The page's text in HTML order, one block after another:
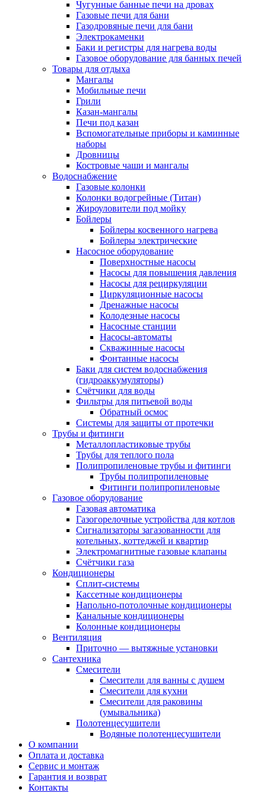
Чугунные банные печи на дровах
Газовые печи для бани
Газодровяные печи для бани
Электрокаменки
Баки и регистры для нагрева воды
Газовое оборудование для банных печей
Товары для отдыха
Мангалы
Мобильные печи
Грили
Казан-мангалы
Печи под казан
Вспомогательные приборы и каминные
наборы
Дровницы
Костровые чаши и мангалы
Водоснабжение
Газовые колонки
Колонки водогрейные (Титан)
Жироуловители под мойку
Бойлеры
Бойлеры косвенного нагрева
Бойлеры электрические
Насосное оборудование
Поверхностные насосы
Насосы для повышения давления
Насосы для рециркуляции
Циркуляционные насосы
Дренажные насосы
Колодезные насосы
Насосные станции
Насосы-автоматы
Скважинные насосы
Фонтанные насосы
Баки для систем водоснабжения
(гидроаккумуляторы)
Счётчики для воды
Фильтры для питьевой воды
Обратный осмос
Системы для защиты от протечки
Трубы и фитинги
Металлопластиковые трубы
Трубы для теплого пола
Полипропиленовые трубы и фитинги
Трубы полипропиленовые
Фитинги полипропиленовые
Газовое оборудование
Газовая автоматика
Газогорелочные устройства для котлов
Сигнализаторы загазованности для
котельных, коттеджей и квартир
Электромагнитные газовые клапаны
Счётчики газа
Кондиционеры
Сплит-системы
Кассетные кондиционеры
Напольно-потолочные кондиционеры
Канальные кондиционеры
Колонные кондиционеры
Вентиляция
Приточно — вытяжные установки
Сантехника
Смесители
Смесители для ванны с душем
Смесители для кухни
Смесители для раковины
(умывальника)
Полотенцесушители
Водяные полотенцесушители
О компании
Оплата и доставка
Сервис и монтаж
Гарантия и возврат
Контакты